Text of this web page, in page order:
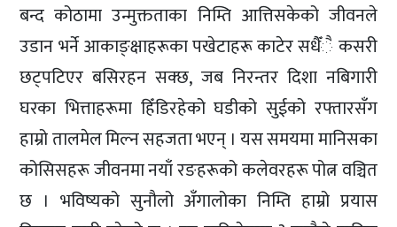
बन्द कोठामा उन्मुक्तताका निम्ति आत्तिसकेको जीवनले
उडान भर्ने आकाङ्क्षाहरूका पखेटाहरू काटेर सधैँै कसरी
छट्पटिएर बसिरहन सक्छ, जब निरन्तर दिशा नबिगारी
घरका भित्ताहरूमा हिँडिरहेको घडीको सुईको रफ्तारसँग
हाम्रो तालमेल मिल्न सहजता भएन् । यस समयमा मानिसका
कोसिसहरू जीवनमा नयाँ रङहरूको कलेवरहरू पोत्न वञ्चित
छ । भविष्यको सुनौलो अँगालोका निम्ति हाम्रो प्रयास